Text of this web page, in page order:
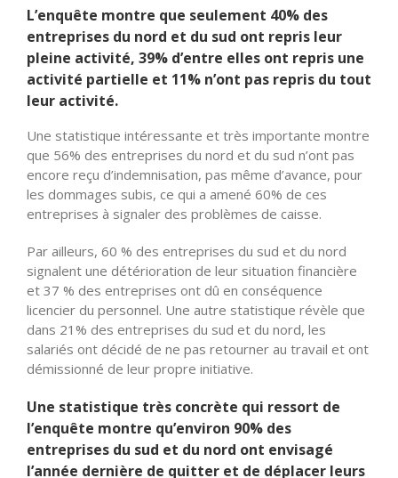
L’enquête montre que seulement 40% des
entreprises du nord et du sud ont repris leur
pleine activité, 39% d’entre elles ont repris une
activité partielle et 11% n’ont pas repris du tout
leur activité.
Une statistique intéressante et très importante montre
que 56% des entreprises du nord et du sud n’ont pas
encore reçu d’indemnisation, pas même d’avance, pour
les dommages subis, ce qui a amené 60% de ces
entreprises à signaler des problèmes de caisse.
Par ailleurs, 60 % des entreprises du sud et du nord
signalent une détérioration de leur situation financière
et 37 % des entreprises ont dû en conséquence
licencier du personnel. Une autre statistique révèle que
dans 21% des entreprises du sud et du nord, les
salariés ont décidé de ne pas retourner au travail et ont
démissionné de leur propre initiative.
Une statistique très concrète qui ressort de
l’enquête montre qu’environ 90% des
entreprises du sud et du nord ont envisagé
l’année dernière de quitter et de déplacer leurs